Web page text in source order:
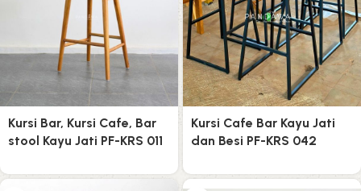
Kursi Bar, Kursi Cafe, Bar
stool Kayu Jati PF-KRS 011
Kursi Cafe Bar Kayu Jati
dan Besi PF-KRS 042